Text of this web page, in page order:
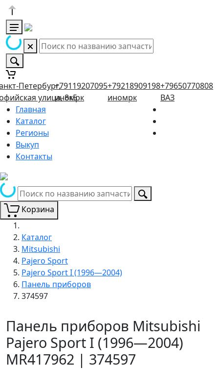
Петербург,
улица, 8к5
+79119207095
иномрк
+79218909198
иномрк
+79650770808
ВАЗ
Главная
Каталог
Регионы
Выкуп
Контакты
Корзина
Каталог
Mitsubishi
Pajero Sport
Pajero Sport I (1996—2004)
Панель приборов
374597
Панель приборов Mitsubishi
Pajero Sport I (1996—2004)
MR417962 | 374597